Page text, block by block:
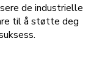
de industrielle
til å støtte deg